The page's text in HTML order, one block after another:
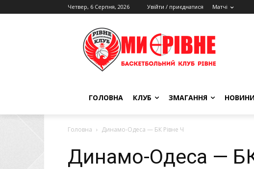
Четвер, 6 Серпня, 2026 Увійти / приєднатися Матчі
ГОЛОВНА КЛУБ ЗМАГАННЯ
Головна Динамо-Одеса — БК Рівне Ч
Динамо-Одеса —